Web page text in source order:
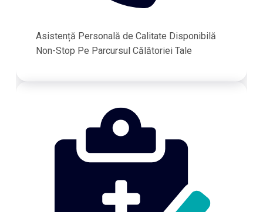
Asistență Personală de Calitate Disponibilă
Non-Stop Pe Parcursul Călătoriei Tale